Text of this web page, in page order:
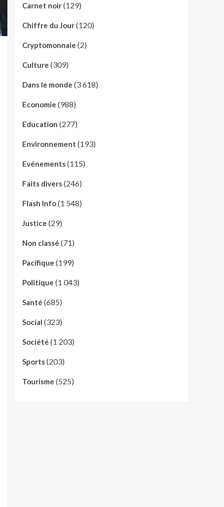
Carnet noir(129)
Chiffre du Jour(120)
Cryptomonnaie (2)
Culture (309)
Dans le monde (3 618)
Economie (988)
Education (277)
Environnement (193)
Evénements(115)
Faits divers(246)
Flash Info(1 548)
Justice (29)
Non classé (71)
Pacifique (199)
Politique (1 043)
Santé (685)
Social (323)
Société (1 203)
Sports(203)
Tourisme (525)